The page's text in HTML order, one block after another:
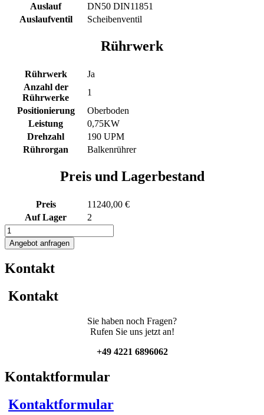
Auslauf
DN50 DIN11851
Auslaufventil
Scheibenventil
Rührwerk
Rührwerk
Ja
Anzahl der
Rührwerke
1
Positionierung
Oberboden
Leistung
0,75KW
Drehzahl
190 UPM
Rührorgan
Balkenrührer
Preis und Lagerbestand
Preis
11240,00 €
Auf Lager
2
545L
Elektrisch
beheizter
Rührwerksbehälter
mit
Menge
Angebot anfragen
Kontakt
Kontakt
Sie haben noch Fragen?
Rufen Sie uns jetzt an!
+49 4221 6896062
Kontaktformular
Kontaktformular